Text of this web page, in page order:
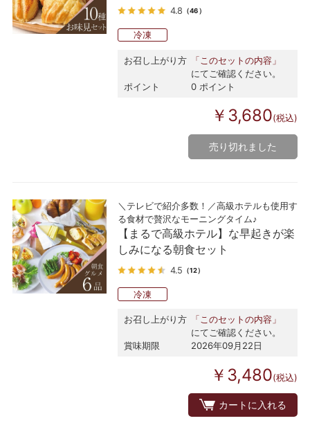
4.8 （46）
冷凍
お召し上がり方
「このセットの内容」
にてご確認ください。
ポイント
0 ポイント
￥3,680(税込)
売り切れました
＼テレビで紹介多数！／高級ホテルも使用す
る食材で贅沢なモーニングタイム♪
【まるで高級ホテル】な早起きが楽
しみになる朝食セット
4.5 （12）
冷凍
お召し上がり方
「このセットの内容」
にてご確認ください。
賞味期限
2026年09月22日
￥3,480(税込)
カートに入れる